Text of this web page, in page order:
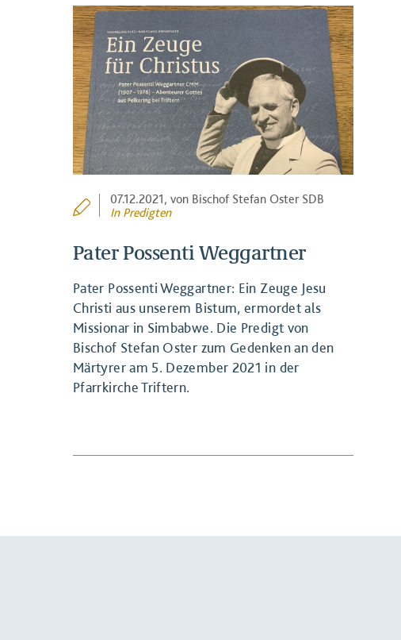
07.12.2021, von Bischof Stefan Oster SDB
In Predigten
Pater Possenti Weggartner
Pater Possenti Weggartner: Ein Zeuge Jesu
Christi aus unserem Bistum, ermordet als
Missionar in Simbabwe. Die Predigt von
Bischof Stefan Oster zum Gedenken an den
Märtyrer am 5. Dezember 2021 in der
Pfarrkirche Triftern.